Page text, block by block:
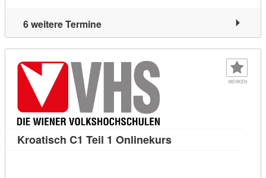
6 weitere Termine
MERKEN
Kroatisch C1 Teil 1 OnlinekursKursdetail: